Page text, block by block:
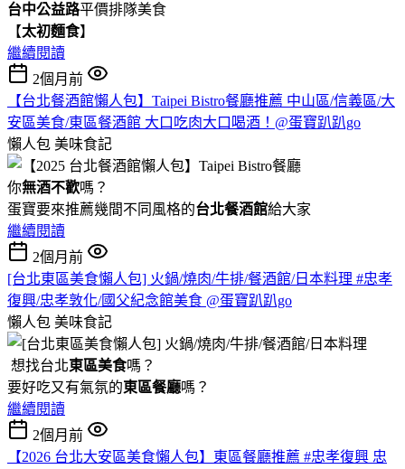
台中公益路平價排隊美食
【太初麵食】
繼續閱讀
2個月前
【台北餐酒館懶人包】Taipei Bistro餐廳推薦 中山區/信義區/大
安區美食/東區餐酒館 大口吃肉大口喝酒！@蛋寶趴趴go
懶人包 美味食記
你無酒不歡嗎？
蛋寶要來推薦幾間不同風格的台北餐酒館給大家
繼續閱讀
2個月前
[台北東區美食懶人包] 火鍋/燒肉/牛排/餐酒館/日本料理 #忠孝
復興/忠孝敦化/國父紀念館美食 @蛋寶趴趴go
懶人包 美味食記
想找台北東區美食嗎？
要好吃又有氣氛的東區餐廳嗎？
繼續閱讀
2個月前
【2026 台北大安區美食懶人包】東區餐廳推薦 #忠孝復興 忠